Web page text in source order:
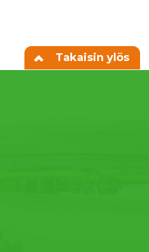
Takaisin ylös